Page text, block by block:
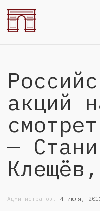
акций
—
Администратор , 4 июля,